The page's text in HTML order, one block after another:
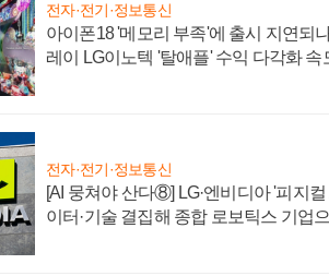
전자·전기·정보통신
아이폰18 '메모리 부족'에 출시 지연되
레이 LG이노텍 '탈애플' 수익 다각화 속
전자·전기·정보통신
[AI 뭉쳐야 산다⑧] LG·엔비디아 '피지컬
이터·기술 결집해 종합 로보틱스 기업